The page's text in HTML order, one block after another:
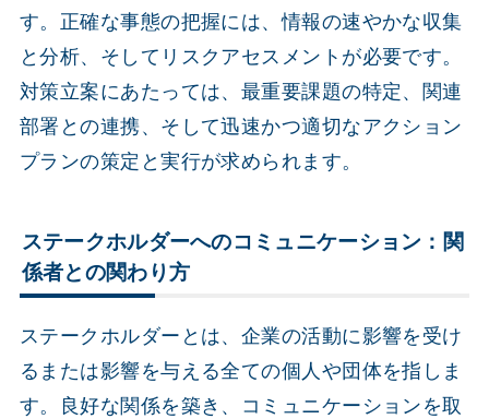
す。正確な事態の把握には、情報の速やかな収集
と分析、そしてリスクアセスメントが必要です。
対策立案にあたっては、最重要課題の特定、関連
部署との連携、そして迅速かつ適切なアクション
プランの策定と実行が求められます。
ステークホルダーへのコミュニケーション：関
係者との関わり方
ステークホルダーとは、企業の活動に影響を受け
るまたは影響を与える全ての個人や団体を指しま
す。良好な関係を築き、コミュニケーションを取